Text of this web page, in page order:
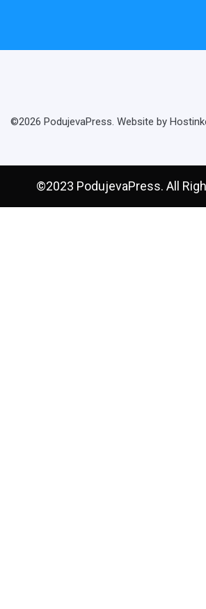
©2026 PodujevaPress. Website by
©2023 PodujevaPress. All